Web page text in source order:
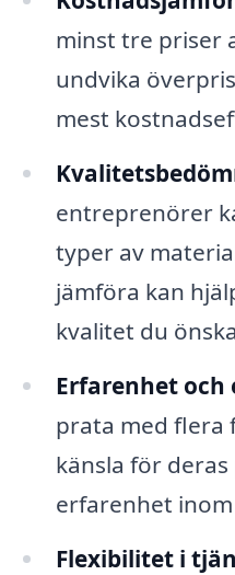
minst tre priser
undvika
mest
entreprenörer
typer av
jämföra kan
kvalitet du
Erfarenhet och
prata med flera
känsla för
erfarenhet
Flexibilitet i